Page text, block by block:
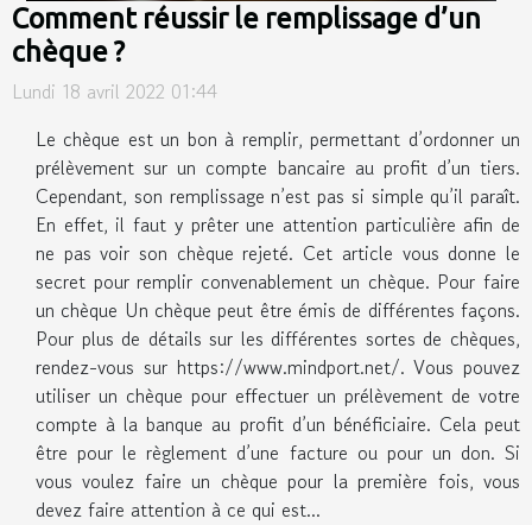
Comment réussir le remplissage d’un
chèque ?
Lundi 18 avril 2022 01:44
Le chèque est un bon à remplir, permettant d’ordonner un
prélèvement sur un compte bancaire au profit d’un tiers.
Cependant, son remplissage n’est pas si simple qu’il paraît.
En effet, il faut y prêter une attention particulière afin de
ne pas voir son chèque rejeté. Cet article vous donne le
secret pour remplir convenablement un chèque. Pour faire
un chèque Un chèque peut être émis de différentes façons.
Pour plus de détails sur les différentes sortes de chèques,
rendez-vous sur https://www.mindport.net/. Vous pouvez
utiliser un chèque pour effectuer un prélèvement de votre
compte à la banque au profit d’un bénéficiaire. Cela peut
être pour le règlement d’une facture ou pour un don. Si
vous voulez faire un chèque pour la première fois, vous
devez faire attention à ce qui est...